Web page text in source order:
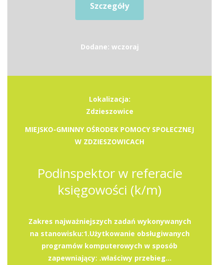
Szczegóły
Dodane: wczoraj
Lokalizacja:
Zdzieszowice
MIEJSKO-GMINNY OŚRODEK POMOCY SPOŁECZNEJ
W ZDZIESZOWICACH
Podinspektor w referacie
księgowości (k/m)
Zakres najważniejszych zadań wykonywanych
na stanowisku:1.Użytkowanie obsługiwanych
programów komputerowych w sposób
zapewniający: .właściwy przebieg...